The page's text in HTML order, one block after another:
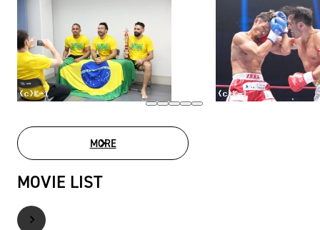
MOREPHOTO GALLERY
MOVIE LIST